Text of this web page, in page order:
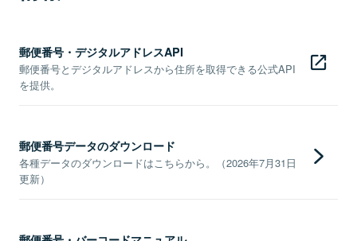
郵便番号・デジタルアドレスAPI
郵便番号とデジタルアドレスから住所を取得できる公式API
を提供。
郵便番号データのダウンロード
各種データのダウンロードはこちらから。（2026年7月31日
更新）